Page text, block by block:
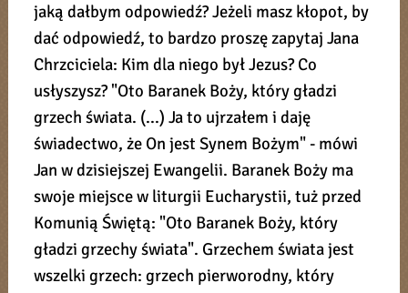
jaką dałbym odpowiedź? Jeżeli masz kłopot, by
dać odpowiedź, to bardzo proszę zapytaj Jana
Chrzciciela: Kim dla niego był Jezus? Co
usłyszysz? "Oto Baranek Boży, który gładzi
grzech świata. (...) Ja to ujrzałem i daję
świadectwo, że On jest Synem Bożym" - mówi
Jan w dzisiejszej Ewangelii. Baranek Boży ma
swoje miejsce w liturgii Eucharystii, tuż przed
Komunią Świętą: "Oto Baranek Boży, który
gładzi grzechy świata". Grzechem świata jest
wszelki grzech: grzech pierworodny, który